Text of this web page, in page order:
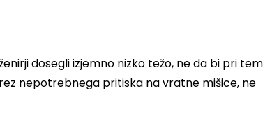
dosegli izjemno nizko težo, ne da bi pri tem
nepotrebnega pritiska na vratne mišice, ne